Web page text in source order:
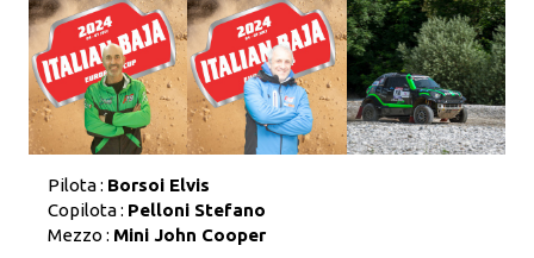
Pilota : Borsoi Elvis
Copilota : Pelloni Stefano
Mezzo : Mini John Cooper